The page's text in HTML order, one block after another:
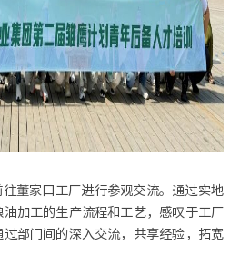
董家口工厂进行参观交流。通过实地
加工的生产流程和工艺，感叹于工厂
部门间的深入交流，共享经验，拓宽